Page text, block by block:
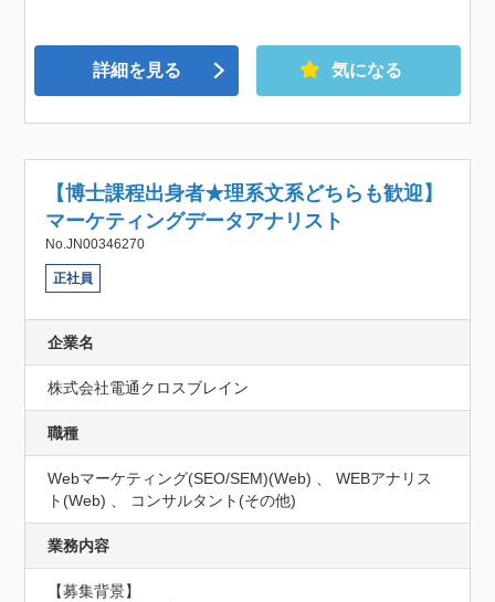
詳細を見る 気になる
【博士課程出身者★理系文系どちらも歓迎】
マーケティングデータアナリスト
No.JN00346270
正社員
企業名
株式会社電通クロスブレイン
職種
Webマーケティング(SEO/SEM)(Web) 、 WEBアナリス
ト(Web) 、 コンサルタント(その他)
業務内容
【募集背景】